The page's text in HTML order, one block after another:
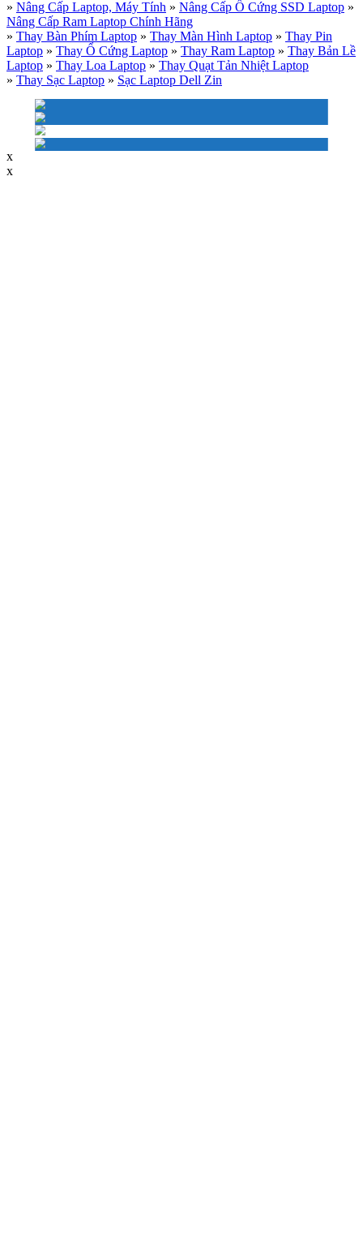
» Nâng Cấp Laptop, Máy Tính » Nâng Cấp Ổ Cứng SSD Laptop »
Nâng Cấp Ram Laptop Chính Hãng
» Thay Bàn Phím Laptop » Thay Màn Hình Laptop » Thay Pin
Laptop » Thay Ổ Cứng Laptop » Thay Ram Laptop » Thay Bản Lề
Laptop » Thay Loa Laptop » Thay Quạt Tản Nhiệt Laptop
» Thay Sạc Laptop » Sạc Laptop Dell Zin
x
x